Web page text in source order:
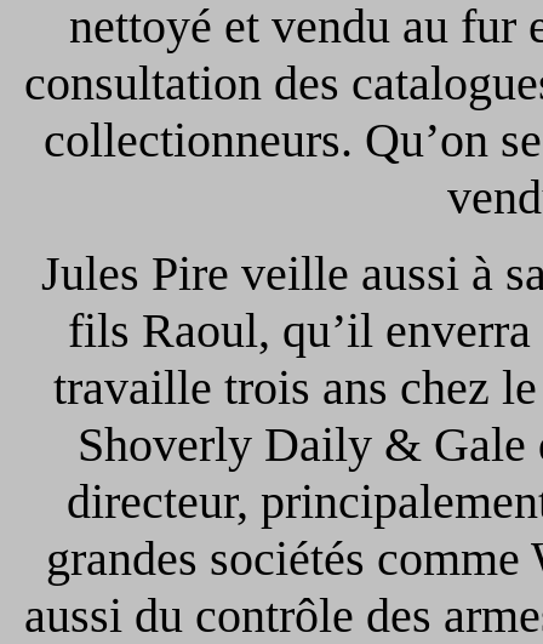
nettoyé et vendu au fur
consultation des
collectionneurs. Qu’on
Jules Pire veille aussi à
fils Raoul, qu’il
travaille trois ans chez
Shoverly Daily & Gale
directeur,
grandes sociétés
aussi du contrôle des